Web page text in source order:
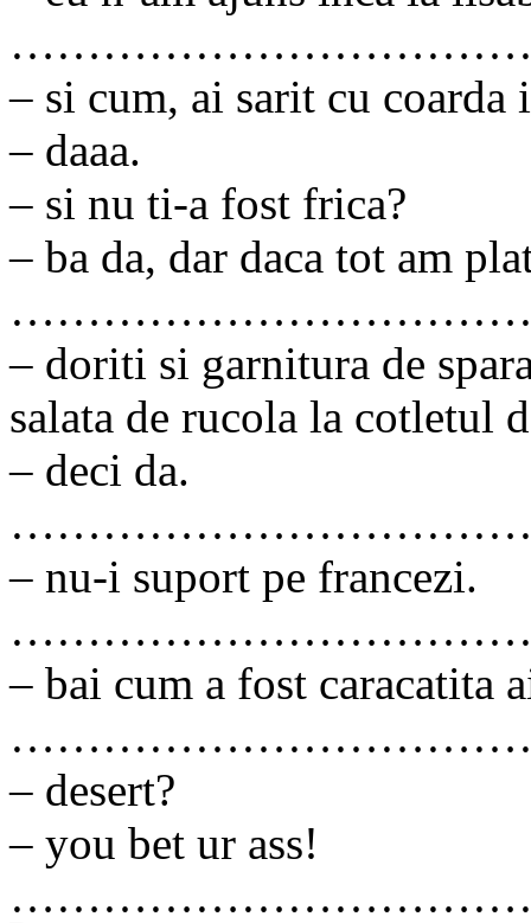
– si cum, ai sarit cu coarda
– daaa.
– si nu ti-a fost frica?
– ba da, dar daca tot am
– doriti si garnitura de
salata de rucola la cotletul
– deci da.
– nu-i suport pe francezi.
– bai cum a fost caracatita
– desert?
– you bet ur ass!